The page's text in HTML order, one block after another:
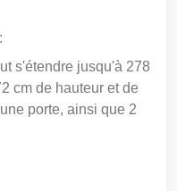
:
s'étendre jusqu'à 278
cm de hauteur et de
porte, ainsi que 2